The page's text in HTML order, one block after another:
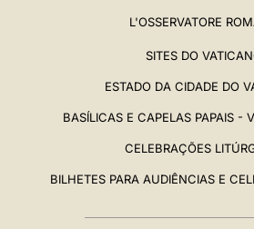
L'OSSERVATORE
SITES DO
ESTADO DA CIDADE DO
BASÍLICAS E CAPELAS PAPAIS -
CELEBRAÇÕES
BILHETES PARA AUDIÊNCIAS E